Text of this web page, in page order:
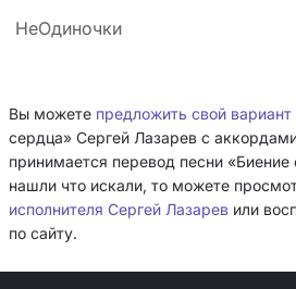
НеОдиночки
Вы можете предложить свой вариант
сердца» Сергей Лазарев с
принимается перевод песни
нашли что искали, то можете
исполнителя Сергей Лазарев или
по сайту.